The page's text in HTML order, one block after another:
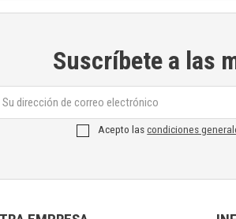
Suscríbete a las
Acepto lascondiciones